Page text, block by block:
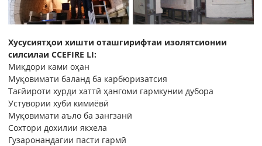
Хусусиятҳои хишти оташгирифтаи изолятсионии
силсилаи CCEFIRE LI:
Миқдори ками оҳан
Муқовимати баланд ба карбюризатсия
Тағйироти хурди хаттӣ ҳангоми гармкунии дубора
Устувории хуби кимиёвӣ
Муқовимати аъло ба зангзанӣ
Сохтори дохилии якхела
Гузаронандагии пасти гармӣ